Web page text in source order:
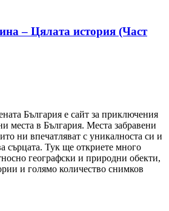
– Цялата история (Част
България е сайт за приключения
места в България. Места забравени
ни впечатляват с уникалноста си и
сърцата. Тук ще откриете много
географски и природни обекти,
и голямо количество снимков